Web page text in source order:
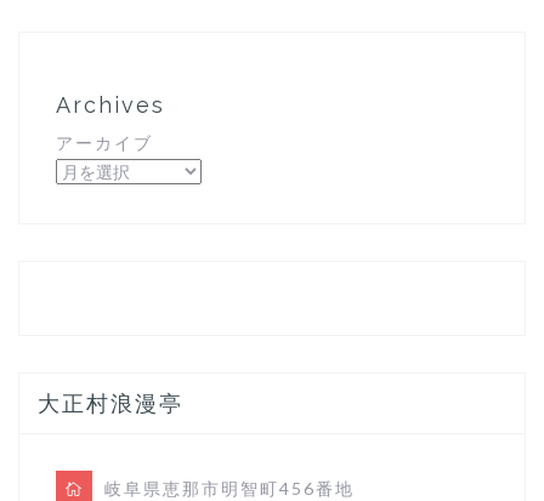
Archives
アーカイブ
大正村浪漫亭
岐阜県恵那市明智町456番地